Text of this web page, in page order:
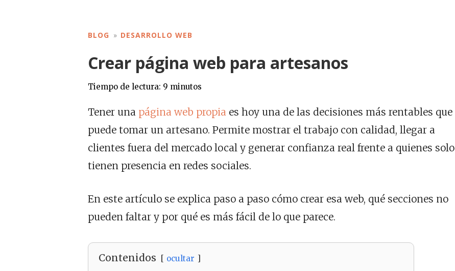
BLOG DESARROLLO WEB
Crear página web para artesanos
Tiempo de lectura: 9 minutos
Tener una página web propia es hoy una de las decisiones más rentables que
puede tomar un artesano. Permite mostrar el trabajo con calidad, llegar a
clientes fuera del mercado local y generar confianza real frente a quienes solo
tienen presencia en redes sociales.
En este artículo se explica paso a paso cómo crear esa web, qué secciones no
pueden faltar y por qué es más fácil de lo que parece.
Contenidos ocultar